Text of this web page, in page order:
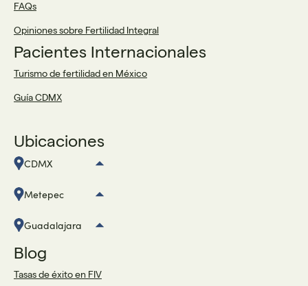
FAQs
Opiniones sobre Fertilidad Integral
Pacientes Internacionales
Turismo de fertilidad en México
Guía CDMX
Ubicaciones
CDMX
Metepec
Guadalajara
Blog
Tasas de éxito en FIV